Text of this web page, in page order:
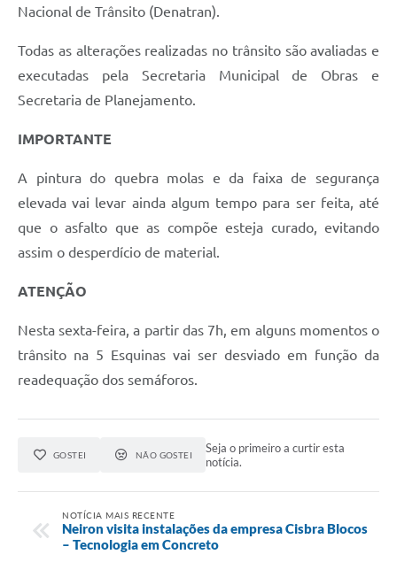
Nacional de Trânsito (Denatran).
Todas as alterações realizadas no trânsito são avaliadas e
executadas pela Secretaria Municipal de Obras e
Secretaria de Planejamento.
IMPORTANTE
A pintura do quebra molas e da faixa de segurança
elevada vai levar ainda algum tempo para ser feita, até
que o asfalto que as compõe esteja curado, evitando
assim o desperdício de material.
ATENÇÃO
Nesta sexta-feira, a partir das 7h, em alguns momentos o
trânsito na 5 Esquinas vai ser desviado em função da
readequação dos semáforos.
GOSTEI NÃO GOSTEI
Seja o primeiro a curtir esta
notícia.
NOTÍCIA MAIS RECENTE
Neiron visita instalações da empresa Cisbra Blocos
– Tecnologia em Concreto